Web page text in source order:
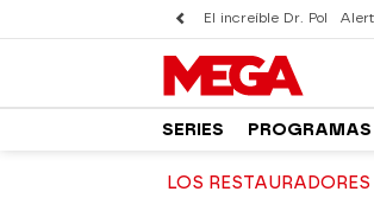
El increíble Dr. Pol
SERIES PROGRAMAS
LOS